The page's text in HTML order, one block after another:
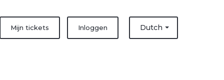
Mijn tickets Dutch
Inloggen